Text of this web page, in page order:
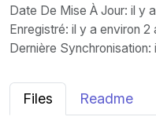
Date De Mise À Jour: il y
Enregistré: il y a environ 2
Dernière Synchronisation:
Files Readme